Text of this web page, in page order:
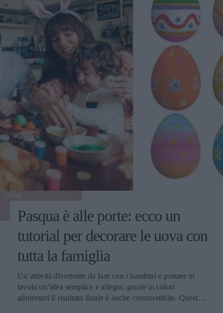
Pasqua è alle porte: ecco un
tutorial per decorare le uova con
tutta la famiglia
Un’attività divertente da fare con i bambini e portare in
tavola un’idea semplice e allegra: grazie ai colori
alimentari il risultato finale è anche commestibile. Questa è